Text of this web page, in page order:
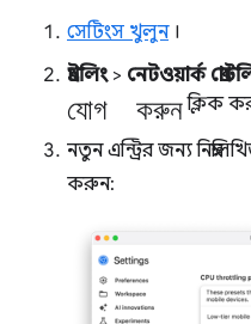
সেটিংস খুলুন।
থ্রটলিং> নেটওয়ার্ক
যোগ করুনক্লিক
নতুন এন্ট্রির জন্য
করুন: